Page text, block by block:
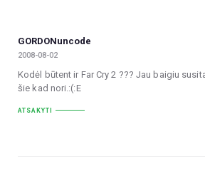
GORDONuncode
2008-08-02
Kodėl būtent ir Far Cry 2 ??? Jau baigiu
šie kad nori.:(:E
ATSAKYTI